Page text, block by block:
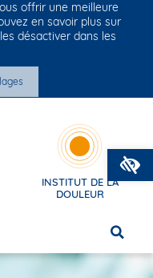
Groupe Vivalto Santé
Entre nous, la vie
INSTITUT DE LA
DOULEUR
offrir une meilleure
en savoir plus sur
désactiver dans les